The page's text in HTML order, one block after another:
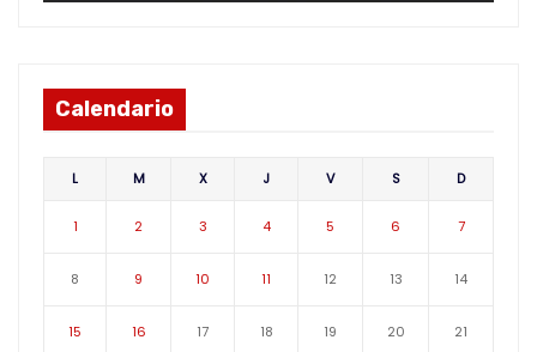
Calendario
L M X J V S D
1 2 3 4 5 6 7
8 9 10 11 12 13 14
15 16 17 18 19 20 21